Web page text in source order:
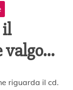
il
valgo…
riguarda il cd.